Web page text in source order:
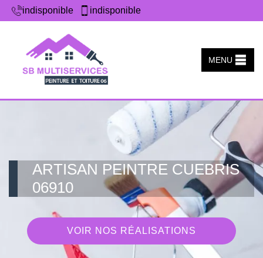
indisponible indisponible
MENU
ARTISAN PEINTRE CUEBRIS
06910
VOIR NOS RÉALISATIONS